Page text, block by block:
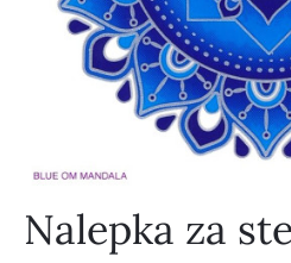
Nalepka za